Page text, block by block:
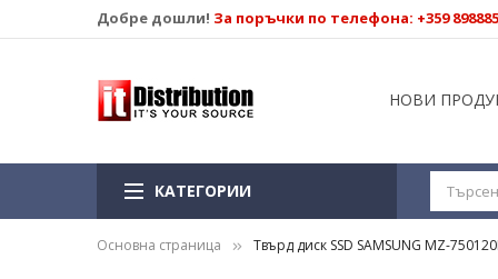
Добре дошли! За поръчки по телефона: +359
НОВИ
КАТЕГОРИИ
Основна страница Твърд диск SSD SAMSUNG MZ-